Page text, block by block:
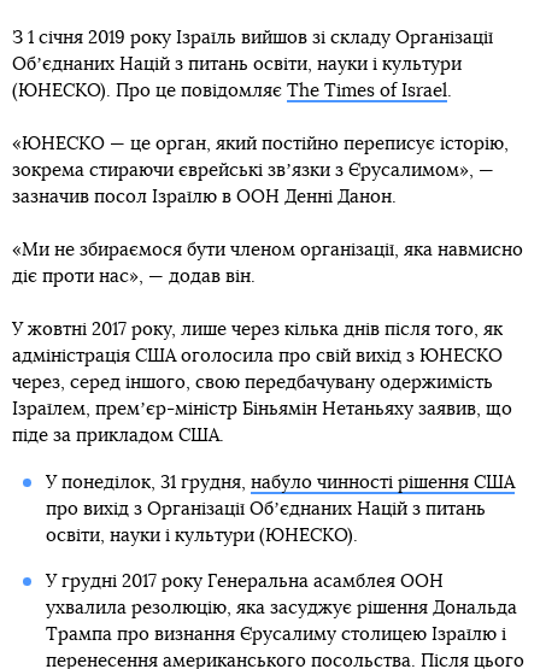
З 1 січня 2019 року Ізраїль вийшов зі складу Організації
Обʼєднаних Націй з питань освіти, науки і культури
(ЮНЕСКО). Про це повідомляє The Times of Israel.
«ЮНЕСКО — це орган, який постійно переписує історію,
зокрема стираючи єврейські звʼязки з Єрусалимом», —
зазначив посол Ізраїлю в ООН Денні Данон.
«Ми не збираємося бути членом організації, яка навмисно
діє проти нас», — додав він.
У жовтні 2017 року, лише через кілька днів після того, як
адміністрація США оголосила про свій вихід з ЮНЕСКО
через, серед іншого, свою передбачувану одержимість
Ізраїлем, премʼєр-міністр Біньямін Нетаньяху заявив, що
піде за прикладом США.
У понеділок, 31 грудня, набуло чинності рішення США
про вихід з Організації Обʼєднаних Націй з питань
освіти, науки і культури (ЮНЕСКО).
У грудні 2017 року Генеральна асамблея ООН
ухвалила резолюцію, яка засуджує рішення Дональда
Трампа про визнання Єрусалиму столицею Ізраїлю і
перенесення американського посольства. Після цього